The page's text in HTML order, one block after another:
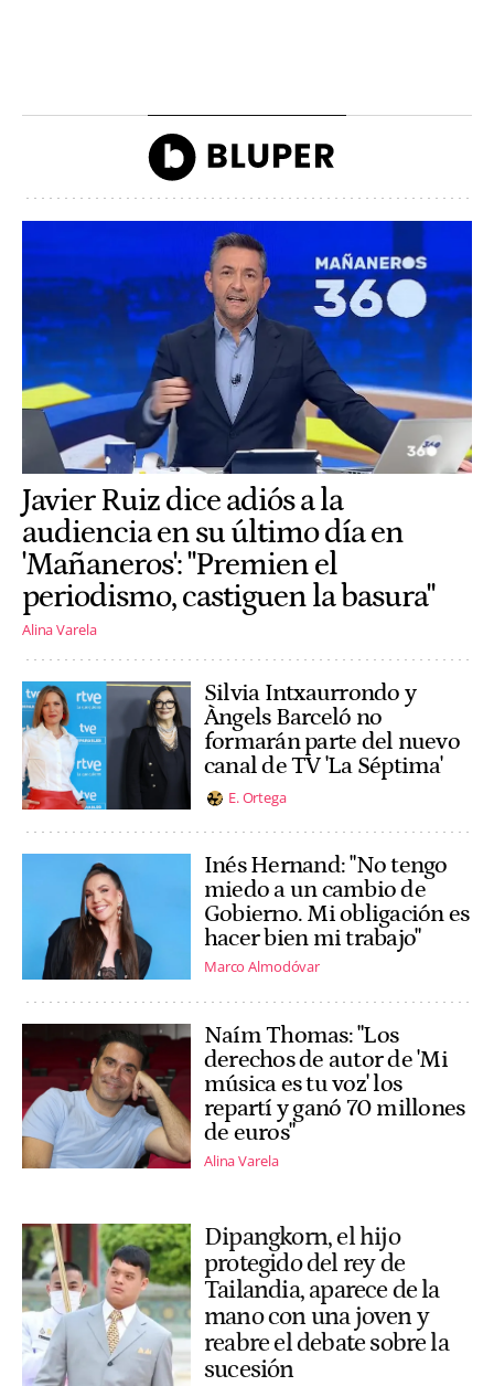
Javier Ruiz dice adiós a la
audiencia en su último día en
'Mañaneros': "Premien el
periodismo, castiguen la basura"
Alina Varela
Silvia Intxaurrondo y
Àngels Barceló no
formarán parte del nuevo
canal de TV 'La Séptima'
E. Ortega
Inés Hernand: "No tengo
miedo a un cambio de
Gobierno. Mi obligación es
hacer bien mi trabajo"
Marco Almodóvar
Naím Thomas: "Los
derechos de autor de 'Mi
música es tu voz' los
repartí y ganó 70 millones
de euros"
Alina Varela
Dipangkorn, el hijo
protegido del rey de
Tailandia, aparece de la
mano con una joven y
reabre el debate sobre la
sucesión